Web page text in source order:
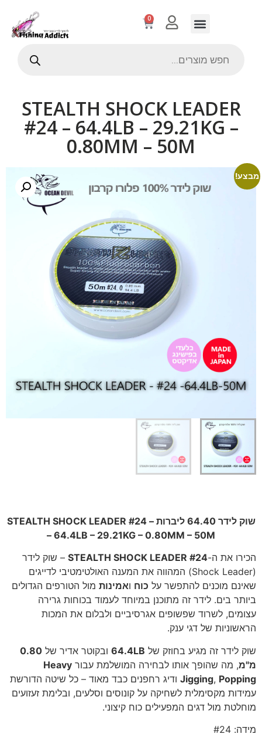
0
STEALTH SHOCK LEADER
#24 – 64.4LB – 29.21KG –
0.80MM – 50M
שוק לידר 64.40 ליברות – STEALTH SHOCK LEADER #24
– 64.4LB – 29.21KG – 0.80MM – 50M
הכירו את ה-STEALTH SHOCK LEADER #24 – שוק לידר
(Shock Leader) המהווה את המענה האולטימטיבי לדייגים
שאינם מוכנים להתפשר על כוח ואמינות מול הטורפים הגדולים
ביותר בים. לידר זה מתוכנן במיוחד לעמוד בכוחות גרירה
עצומים, לשרוד שפשופים אגרסיביים ולבלום את המכות
הראשוניות של דגי ענק.
שוק לידר זה מגיע בחוזק של 64.4LB ובקוטר אדיר של 0.80
מ"מ, מה שהופך אותו לבחירה המושלמת עבור Heavy
Jigging, Popping
ודיג רחפנים כבד מאוד – כל שיטה הדורשת
עמידות מקסימלית לשחיקה על קונוסים וסלעים, ובלימת זעזועים
מוחלטת מול דגים המפעילים כוח קיצוני.
מידה: #24
מבצע!